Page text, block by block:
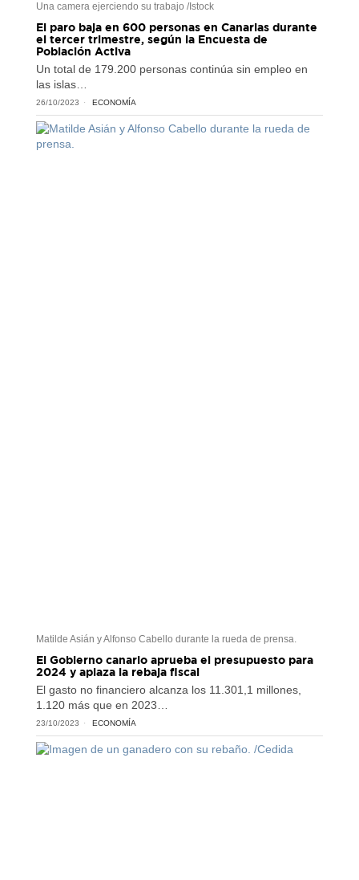
Una camera ejerciendo su trabajo /Istock
El paro baja en 600 personas en Canarias durante
el tercer trimestre, según la Encuesta de
Población Activa
Un total de 179.200 personas continúa sin empleo en
las islas…
26/10/2023 ECONOMÍA
Matilde Asián y Alfonso Cabello durante la rueda de prensa.
El Gobierno canario aprueba el presupuesto para
2024 y aplaza la rebaja fiscal
El gasto no financiero alcanza los 11.301,1 millones,
1.120 más que en 2023…
23/10/2023 ECONOMÍA